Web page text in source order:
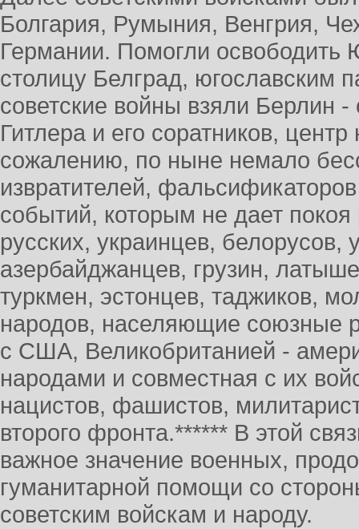
Болгария, Румыния, Венгрия,
Германии. Помогли освободить
столицу Белград, югославским
советские войны взяли Берлин -
Гитлера и его соратников,
сожалению, по ныне немало
извратителей,
событий, которым не дает
русских, украинцев, белорусов,
азербайджанцев, грузин,
туркмен, эстонцев, таджиков,
народов, населяющие союзные
с США, Великобританией -
народами и совместная с их
нацистов, фашистов,
второго фронта.****** В этой
важное значение военных,
гуманитарной помощи со
советским войскам и народу.